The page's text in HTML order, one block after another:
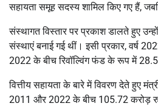
सहायता समूह सदस्य शामिल किए गए हैं,
संस्थागत विस्तार पर प्रकाश डालते हुए
संस्थाएं बनाई गई थीं। इसी प्रकार, वर्ष
2022 के बीच रिवॉल्विंग फंड के रूप में
वित्तीय सहायता के बारे में विवरण देते हुए
2011 और 2022 के बीच 105.72 करोड़